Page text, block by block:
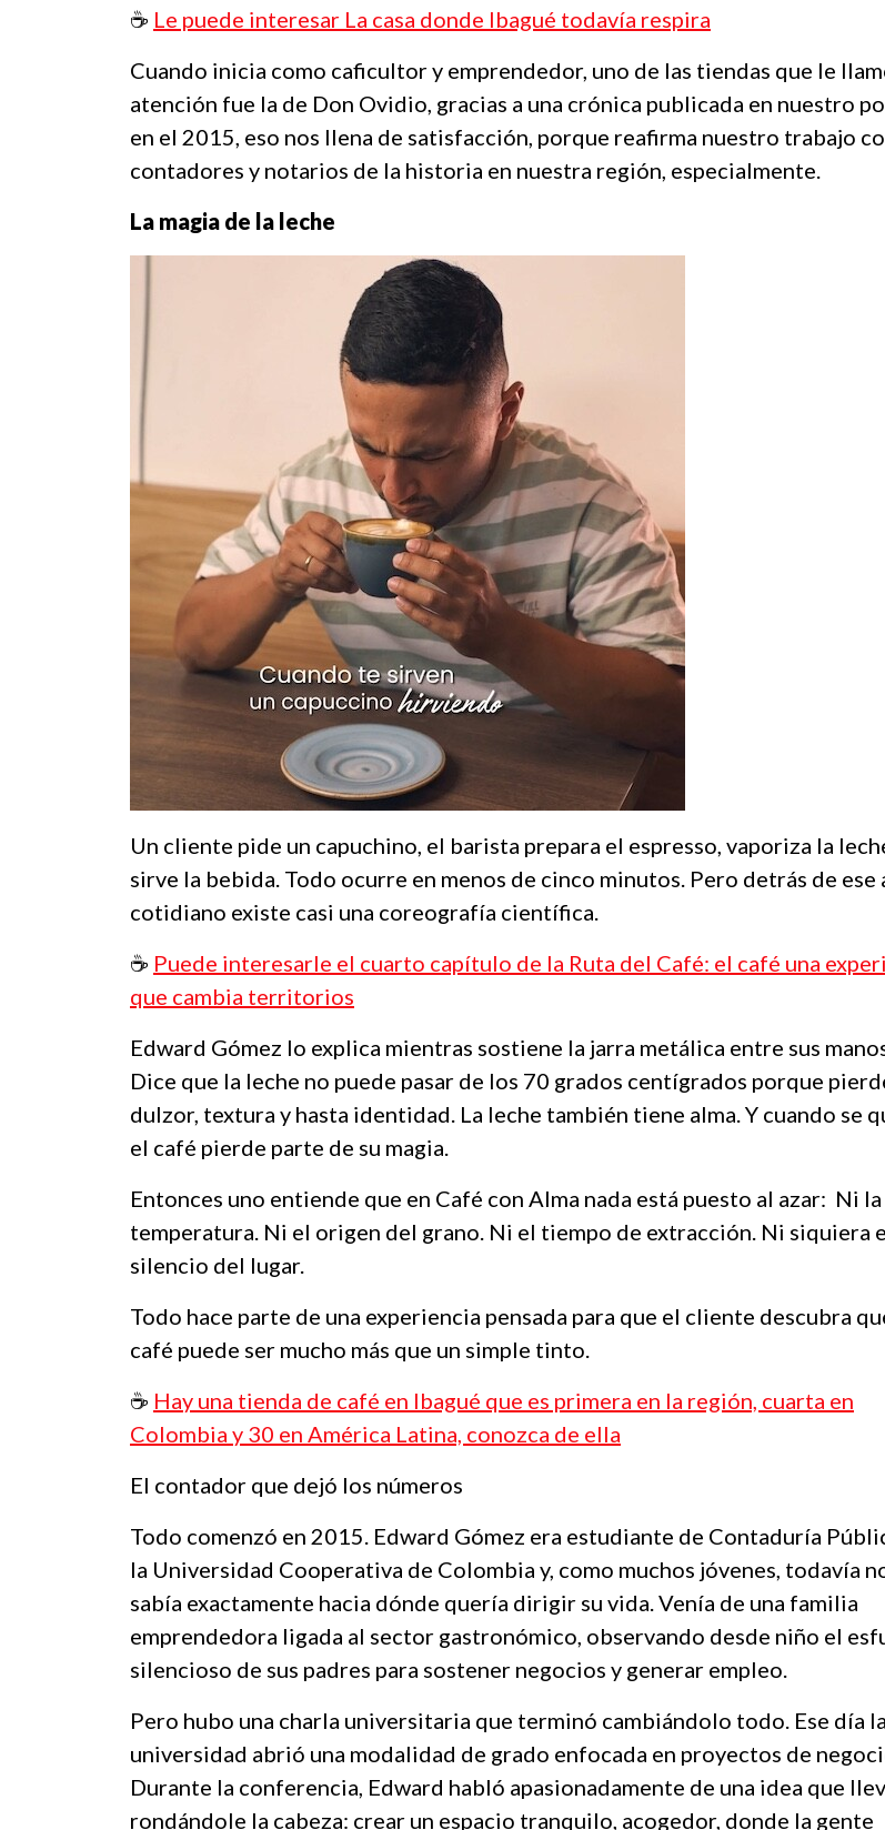
☕️ Le puede interesar La casa donde Ibagué todavía respira
Cuando inicia como caficultor y emprendedor, uno de las tiendas que le
atención fue la de Don Ovidio, gracias a una crónica publicada en nuestro
en el 2015, eso nos llena de satisfacción, porque reafirma nuestro trabajo
contadores y notarios de la historia en nuestra región, especialmente.
La magia de la leche
Un cliente pide un capuchino, el barista prepara el espresso, vaporiza la
sirve la bebida. Todo ocurre en menos de cinco minutos. Pero detrás de ese
cotidiano existe casi una coreografía científica.
☕️ Puede interesarle el cuarto capítulo de la Ruta del Café: el café una
que cambia territorios
Edward Gómez lo explica mientras sostiene la jarra metálica entre sus
Dice que la leche no puede pasar de los 70 grados centígrados porque
dulzor, textura y hasta identidad. La leche también tiene alma. Y cuando se
el café pierde parte de su magia.
Entonces uno entiende que en Café con Alma nada está puesto al azar: Ni la
temperatura. Ni el origen del grano. Ni el tiempo de extracción. Ni siquiera
silencio del lugar.
Todo hace parte de una experiencia pensada para que el cliente descubra
café puede ser mucho más que un simple tinto.
☕️ Hay una tienda de café en Ibagué que es primera en la región, cuarta en
Colombia y 30 en América Latina, conozca de ella
El contador que dejó los números
Todo comenzó en 2015. Edward Gómez era estudiante de Contaduría
la Universidad Cooperativa de Colombia y, como muchos jóvenes, todavía
sabía exactamente hacia dónde quería dirigir su vida. Venía de una familia
emprendedora ligada al sector gastronómico, observando desde niño el
silencioso de sus padres para sostener negocios y generar empleo.
Pero hubo una charla universitaria que terminó cambiándolo todo. Ese día la
universidad abrió una modalidad de grado enfocada en proyectos de
Durante la conferencia, Edward habló apasionadamente de una idea que
rondándole la cabeza: crear un espacio tranquilo, acogedor, donde la gente